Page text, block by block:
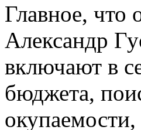
Главное, что
Александр
включают в
бюджета,
окупаемости,